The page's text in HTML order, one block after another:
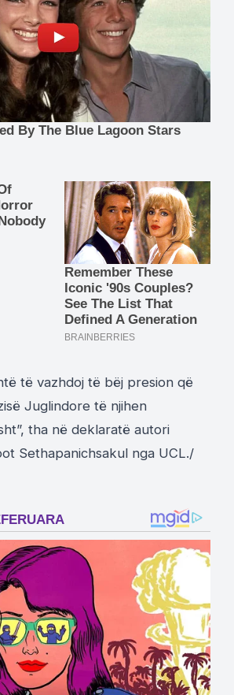
të vazhdoj të bëj presion që
Juglindore të njihen
tha në deklaratë autori
Sethapanichsakul nga UCL./